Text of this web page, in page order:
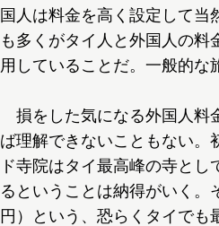
国人は料金を高く設定して
も多くがタイ人と外国人の料
用していることだ。一般的な
損をした気になる外国人料
ば理解できないこともない。
ド寺院はタイ最高峰の寺と
るということは納得がいく
円）という、恐らくタイでも